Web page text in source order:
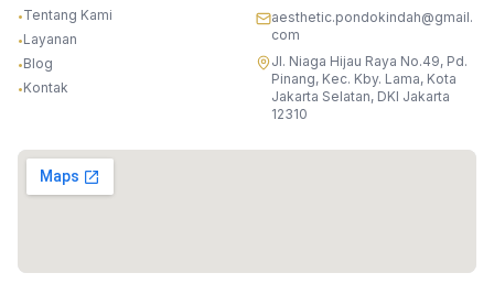
•Tentang Kami
•Layanan
•Blog
•Kontak
aesthetic.pondokindah@gmail.
com
Jl. Niaga Hijau Raya No.49, Pd.
Pinang, Kec. Kby. Lama, Kota
Jakarta Selatan, DKI Jakarta
12310